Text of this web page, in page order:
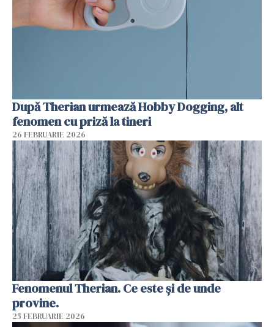
După Therian urmează Hobby Dogging, alt
fenomen cu priză la tineri
26 FEBRUARIE 2026
Fenomenul Therian. Ce este și de unde
provine.
25 FEBRUARIE 2026